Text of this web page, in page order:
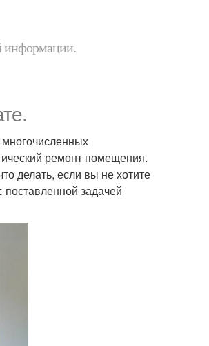
информации.
ремонт помещения.
делать, если вы не хотите
задачей